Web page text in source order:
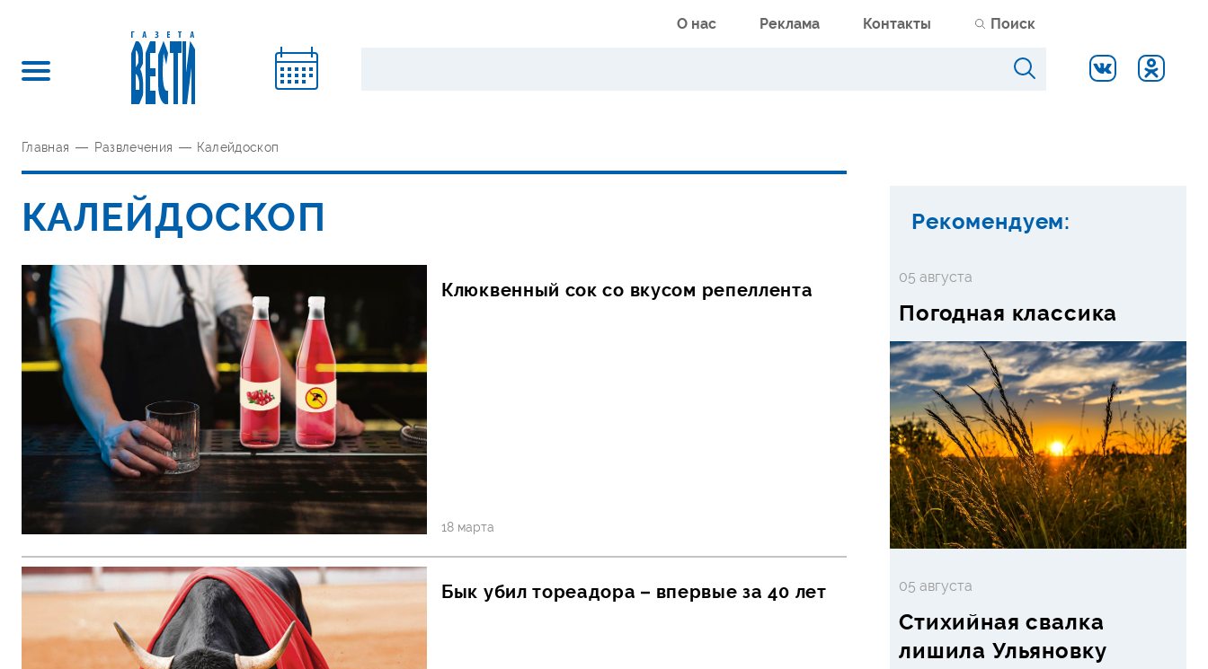
О нас Реклама Контакты Поиск
Главная — Развлечения — Калейдоскоп
КАЛЕЙДОСКОП
Клюквенный сок со вкусом репеллента
18 марта
Бык убил тореадора – впервые за 40 лет
Рекомендуем:
05 августа
Погодная классика
05 августа
Стихийная свалка
лишила Ульяновку